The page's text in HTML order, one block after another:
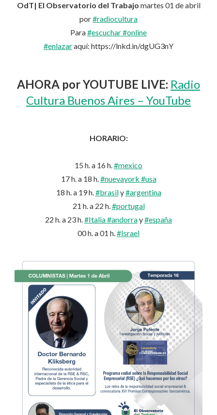
OdT| El Observatorio del Trabajo martes 01 de abril
por#radiocultura
Para#escuchar#online
#enlazaraquí: https://lnkd.in/dgUG3nY
AHORA por YOUTUBE LIVE: Radio
Cultura Buenos Aires – YouTube
HORARIO:
15 h. a 16 h.#mexico
17 h. a 18 h.#nuevayork #usa
18 h. a 19 h.#brasily#argentina
21 h. a 22 h.#portugal
22 h. a 23 h.#Italia#andorray#españa
00 h. a 01 h.#Israel